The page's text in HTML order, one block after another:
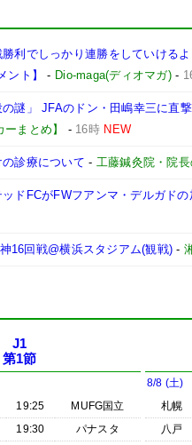
利でしっかり連勝をしていける
ント】
- Dio-maga(ディオマガ) -
謎」 JFAのドン・田嶋幸三に直
まとめ】
- 16時 NEW
診療について - 工藤鍼灸院・院
ドFCがFWフアンマ・デルガド
16回戦@横浜スタジアム(観戦) -
J1
第1節
19:25
MUFG国立
19:30
パナスタ
8/8 (土)
札幌
八戸